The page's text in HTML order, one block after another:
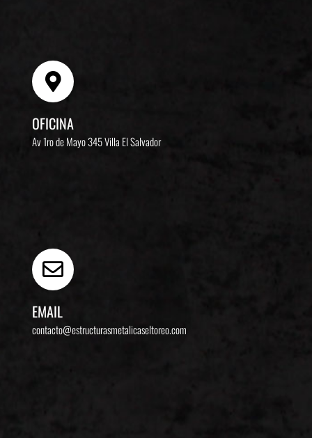
OFICINA
Av 1ro de Mayo 345Villa El Salvador
EMAIL
contacto@estructurasmetalicaseltoreo.com